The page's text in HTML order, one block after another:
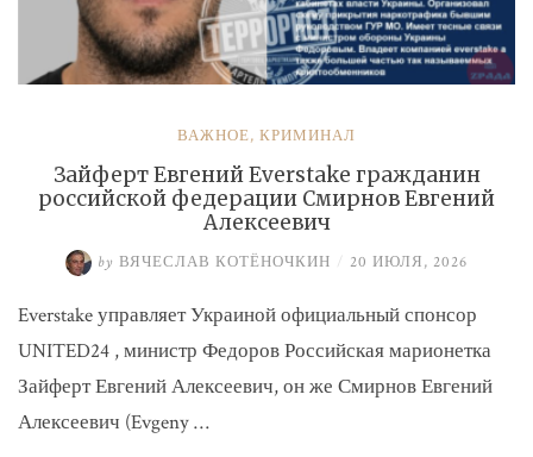
ВАЖНОЕ, КРИМИНАЛ
Зайферт Евгений Everstake гражданин
российской федерации Смирнов Евгений
Алексеевич
by ВЯЧЕСЛАВ КОТЁНОЧКИН / 20 ИЮЛЯ, 2026
Everstake управляет Украиной официальный спонсор
UNITED24 , министр Федоров Российская марионетка
Зайферт Евгений Алексеевич, он же Смирнов Евгений
Алексеевич (Evgeny …